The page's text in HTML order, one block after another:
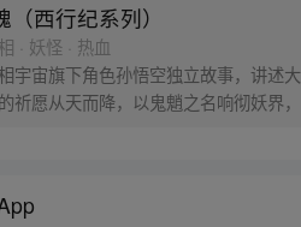
（西行纪系列）
· 妖怪 · 热血
宇宙旗下角色孙悟空独立故事，讲述
祈愿从天而降，以鬼魈之名响彻妖界